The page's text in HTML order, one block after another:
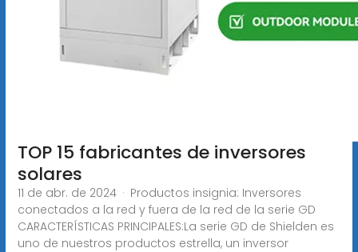
TOP 15 fabricantes de inversores
solares
11 de abr. de 2024 · Productos insignia: Inversores
conectados a la red y fuera de la red de la serie GD
CARACTERÍSTICAS PRINCIPALES:La serie GD de Shielden es
uno de nuestros productos estrella, un inversor